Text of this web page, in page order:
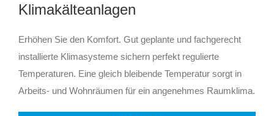
Klimakälteanlagen
Erhöhen Sie den Komfort. Gut geplante und fachgerecht
installierte Klimasysteme sichern perfekt regulierte
Temperaturen. Eine gleich bleibende Temperatur sorgt in
Arbeits- und Wohnräumen für ein angenehmes Raumklima.